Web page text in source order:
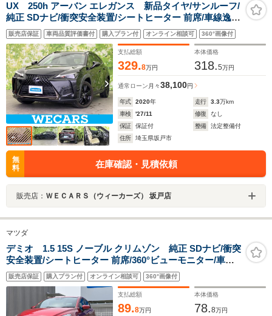
UX 250h アーバン エレガンス 新品タイヤ/サンルーフ/
純正 SDナビ/衝突安全装置/シートヒーター 前席/車線逸脱
防止支援システム/シート 合皮/電動バックドア/ドライブ
レコーダー 社外/ヘッドランプ LED/USBジャック
販売店保証 車両品質評価書付 購入プラン付 オンライン相談可 360°画像付
支払総額
329.8万円
本体価格
318.5万円
通常ローン 月々38,100円
年式 2020年 走行 3.3万km
車検
'27/11 修復
なし
保証
保証付 整備
法定整備付
住所
埼玉県坂戸市
無
料
在庫確認・見積依頼
販売店： ＷＥＣＡＲＳ（ウィーカーズ） 坂戸店
マツダ
デミオ 1.5 15S ノーブル クリムゾン 純正 SDナビ/衝突
安全装置/シートヒーター 前席/360°ビューモニター/車線
逸脱防止支援システム/ヘッドランプ LED/Bluetooth接
続/ETC/EBD付ABS/横滑り防止装置
販売店保証 購入プラン付 オンライン相談可 360°画像付
支払総額
89.8万円
本体価格
78.8万円